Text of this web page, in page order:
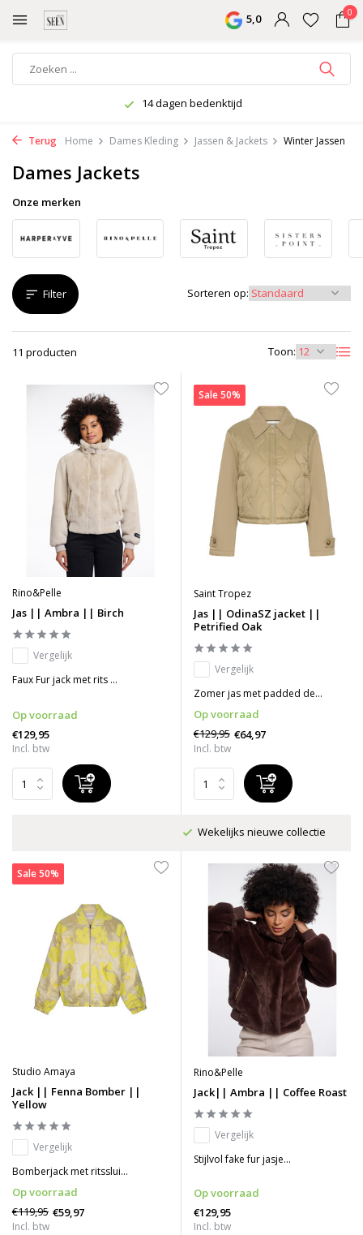
5,0 0
Wekelijks nieuwe collectie
Terug Home Dames Kleding Jassen & Jackets Winter Jassen
Dames Jackets
Onze merken
Filter
11 producten Toon:
Sorteren op:
Rino&Pelle
Jas || Ambra || Birch
Vergelijk
Faux Fur jack met rits ...
Op voorraad
€129,95
Incl. btw
Sale 50%
Saint Tropez
Jas || OdinaSZ jacket ||
Petrified Oak
Vergelijk
Zomer jas met padded de...
Op voorraad
€129,95 €64,97
Incl. btw
Wekelijks nieuwe collectie
Sale 50%
Studio Amaya
Jack || Fenna Bomber ||
Yellow
Vergelijk
Bomberjack met ritsslui...
Op voorraad
€119,95 €59,97
Incl. btw
Rino&Pelle
Jack|| Ambra || Coffee Roast
Vergelijk
Stijlvol fake fur jasje...
Op voorraad
€129,95
Incl. btw